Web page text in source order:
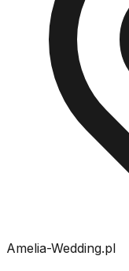
Amelia-Wedding.pl